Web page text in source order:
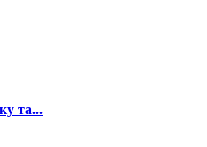
та...